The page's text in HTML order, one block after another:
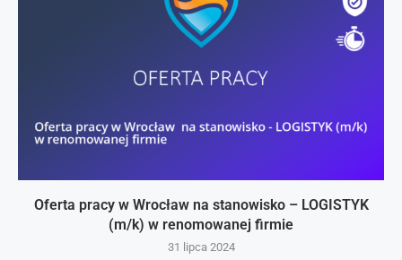
Oferta pracy w Wrocław na stanowisko – LOGISTYK
(m/k) w renomowanej firmie
31 lipca 2024